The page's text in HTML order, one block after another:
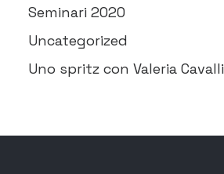
Seminari 2020
Uncategorized
Uno spritz con Valeria Cavalli